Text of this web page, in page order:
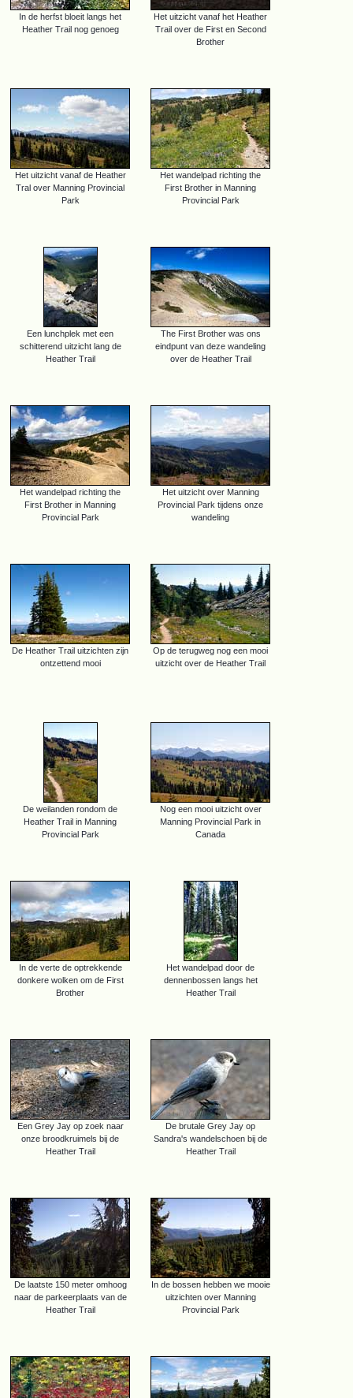
In de herfst bloeit langs het
Heather Trail nog genoeg
Het uitzicht vanaf het Heather
Trail over de First en Second
Brother
Het uitzicht vanaf de Heather
Tral over Manning Provincial
Park
Het wandelpad richting the
First Brother in Manning
Provincial Park
Een lunchplek met een
schitterend uitzicht lang de
Heather Trail
The First Brother was ons
eindpunt van deze wandeling
over de Heather Trail
Het wandelpad richting the
First Brother in Manning
Provincial Park
Het uitzicht over Manning
Provincial Park tijdens onze
wandeling
De Heather Trail uitzichten zijn
ontzettend mooi
Op de terugweg nog een mooi
uitzicht over de Heather Trail
De weilanden rondom de
Heather Trail in Manning
Provincial Park
Nog een mooi uitzicht over
Manning Provincial Park in
Canada
In de verte de optrekkende
donkere wolken om de First
Brother
Het wandelpad door de
dennenbossen langs het
Heather Trail
Een Grey Jay op zoek naar
onze broodkruimels bij de
Heather Trail
De brutale Grey Jay op
Sandra's wandelschoen bij de
Heather Trail
De laatste 150 meter omhoog
naar de parkeerplaats van de
Heather Trail
In de bossen hebben we mooie
uitzichten over Manning
Provincial Park